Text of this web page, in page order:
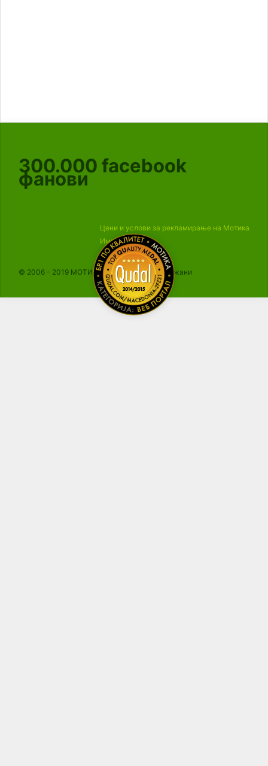
300.000 facebook
фанови
Цени и услови за рекламирање на Мотика
Импресум
© 2006 - 2019 МОТИКА, Сите права се задржани